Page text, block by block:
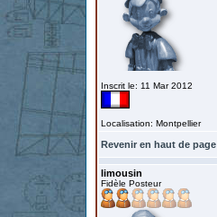
Inscrit le: 11 Mar 2012
Localisation: Montpellier
Revenir en haut de page
limousin
Fidèle Posteur